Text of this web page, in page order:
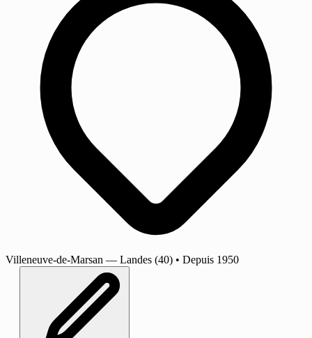
Villeneuve-de-Marsan — Landes (40) • Depuis 1950